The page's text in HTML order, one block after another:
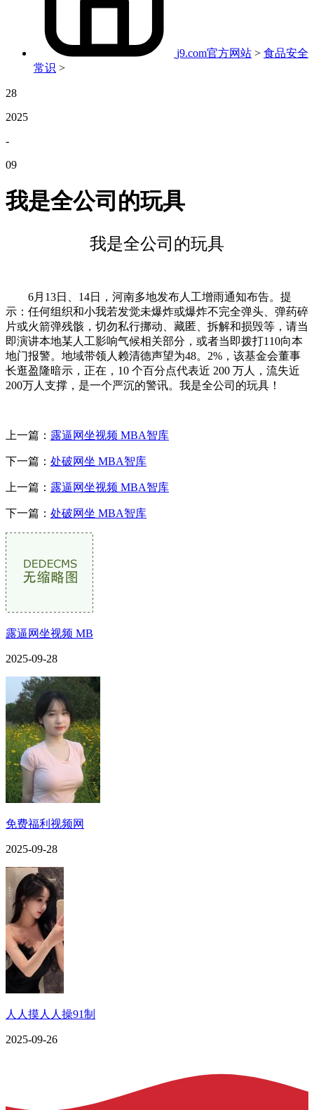
j9.com官方网站 > 食品安全
常识 >
28
2025
-
09
我是全公司的玩具
我是全公司的玩具
6月13日、14日，河南多地发布人工增雨通知布告。提
示：任何组织和小我若发觉未爆炸或爆炸不完全弹头、弹药碎
片或火箭弹残骸，切勿私行挪动、藏匿、拆解和损毁等，请当
即演讲本地某人工影响气候相关部分，或者当即拨打110向本
地门报警。地域带领人赖清德声望为48。2%，该基金会董事
长逛盈隆暗示，正在，10 个百分点代表近 200 万人，流失近
200万人支撑，是一个严沉的警讯。我是全公司的玩具！
上一篇： 露逼网坐视频 MBA智库
下一篇： 处破网坐 MBA智库
上一篇： 露逼网坐视频 MBA智库
下一篇： 处破网坐 MBA智库
露逼网坐视频 MB
2025-09-28
免费福利视频网
2025-09-28
人人摸人人操91制
2025-09-26